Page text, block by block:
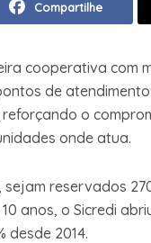
Compartilhe
cooperativa com
de
o
onde atua.
reservados
anos, o Sicredi
desde 2014.